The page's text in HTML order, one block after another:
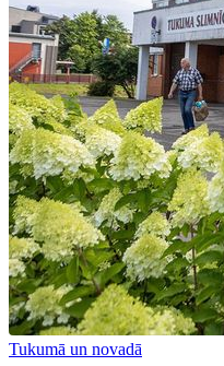
Tukumā un novadā